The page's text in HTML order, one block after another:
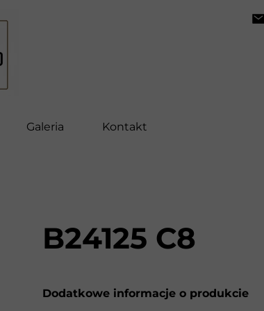
Galeria Kontakt
Dodatkowe informacje o produkcie
B24125 C8